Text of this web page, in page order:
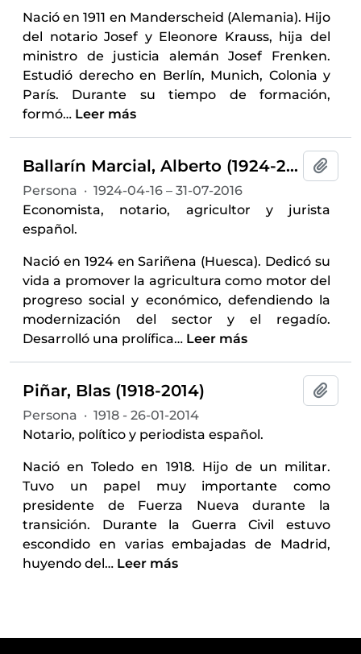
Nació en 1911 en Manderscheid (Alemania). Hijo
del notario Josef y Eleonore Krauss, hija del
ministro de justicia alemán Josef Frenken.
Estudió derecho en Berlín, Munich, Colonia y
París. Durante su tiempo de formación,
formó… Leer más
Ballarín Marcial, Alberto (1924-2016)
Persona · 1924-04-16 – 31-07-2016
Economista, notario, agricultor y jurista
español.
Nació en 1924 en Sariñena (Huesca). Dedicó su
vida a promover la agricultura como motor del
progreso social y económico, defendiendo la
modernización del sector y el regadío.
Desarrolló una prolífica… Leer más
Piñar, Blas (1918-2014)
Persona · 1918 - 26-01-2014
Notario, político y periodista español.
Nació en Toledo en 1918. Hijo de un militar.
Tuvo un papel muy importante como
presidente de Fuerza Nueva durante la
transición. Durante la Guerra Civil estuvo
escondido en varias embajadas de Madrid,
huyendo del… Leer más